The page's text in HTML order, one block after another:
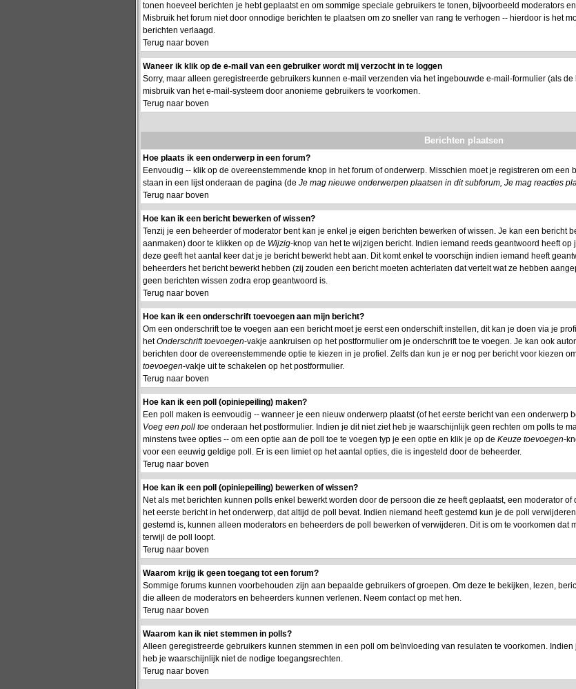
tonen hoeveel berichten je hebt geplaatst en om sommige speciale gebruikers te tonen, bijvoorbeeld moderators
Misbruik het forum niet door onnodige berichten te plaatsen om zo sneller van rang te verhogen -- hierdoor is het
berichten verlaagd.
Terug naar boven
Waneer ik klik op de e-mail van een gebruiker wordt mij verzocht in te loggen
Sorry, maar alleen geregistreerde gebruikers kunnen e-mail verzenden via het ingebouwde e-mail-formulier (als
misbruik van het e-mail-systeem door anonieme gebruikers te voorkomen.
Terug naar boven
Berichten plaatsen
Hoe plaats ik een onderwerp in een forum?
Eenvoudig -- klik op de overeenstemmende knop in het forum of onderwerp. Misschien moet je registreren om
staan in een lijst onderaan de pagina (de Je mag nieuwe onderwerpen plaatsen in dit subforum, Je mag reacties
Terug naar boven
Hoe kan ik een bericht bewerken of wissen?
Tenzij je een beheerder of moderator bent kan je enkel je eigen berichten bewerken of wissen. Je kan een bericht
aanmaken) door te klikken op de Wijzig-knop van het te wijzigen bericht. Indien iemand reeds geantwoord heeft
deze geeft het aantal keer dat je je bericht bewerkt hebt aan. Dit komt enkel te voorschijn indien iemand heeft
beheerders het bericht bewerkt hebben (zij zouden een bericht moeten achterlaten dat vertelt wat ze hebben
geen berichten wissen zodra erop geantwoord is.
Terug naar boven
Hoe kan ik een onderschrift toevoegen aan mijn bericht?
Om een onderschrift toe te voegen aan een bericht moet je eerst een onderschift instellen, dit kan je doen via je
hetOnderschrift toevoegen-vakje aankruisen op het postformulier om je onderschrift toe te voegen. Je kan ook
berichten door de overeenstemmende optie te kiezen in je profiel. Zelfs dan kun je er nog per bericht voor kiezen
toevoegen-vakje uit te schakelen op het postformulier.
Terug naar boven
Hoe kan ik een poll (opiniepeiling) maken?
Een poll maken is eenvoudig -- wanneer je een nieuw onderwerp plaatst (of het eerste bericht van een onderwerp
Voeg een poll toe onderaan het postformulier. Indien je dit niet ziet heb je waarschijnlijk geen rechten om polls te
minstens twee opties -- om een optie aan de poll toe te voegen typ je een optie en klik je op de Keuze toevoegen-
voor een eeuwig geldige poll. Er is een limiet op het aantal opties, die is ingesteld door de beheerder.
Terug naar boven
Hoe kan ik een poll (opiniepeiling) bewerken of wissen?
Net als met berichten kunnen polls enkel bewerkt worden door de persoon die ze heeft geplaatst, een moderator
het eerste bericht in het onderwerp, dat altijd de poll bevat. Indien niemand heeft gestemd kun je de poll
gestemd is, kunnen alleen moderators en beheerders de poll bewerken of verwijderen. Dit is om te voorkomen dat
terwijl de poll loopt.
Terug naar boven
Waarom krijg ik geen toegang tot een forum?
Sommige forums kunnen voorbehouden zijn aan bepaalde gebruikers of groepen. Om deze te bekijken, lezen,
die alleen de moderators en beheerders kunnen verlenen. Neem contact op met hen.
Terug naar boven
Waarom kan ik niet stemmen in polls?
Alleen geregistreerde gebruikers kunnen stemmen in een poll om beïnvloeding van resulaten te voorkomen.
heb je waarschijnlijk niet de nodige toegangsrechten.
Terug naar boven